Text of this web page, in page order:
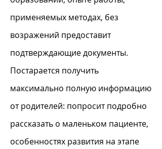
применяемых методах, без
возражений предоставит
подтверждающие документы.
Постарается получить
максимально полную информацию
от родителей: попросит подробно
рассказать о маленьком пациенте,
особенностях развития на этапе